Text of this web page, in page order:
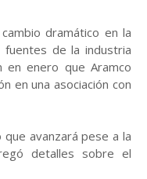
dramático en la
de la industria
en enero que Aramco
en una asociación con
avanzará pese a la
detalles sobre el